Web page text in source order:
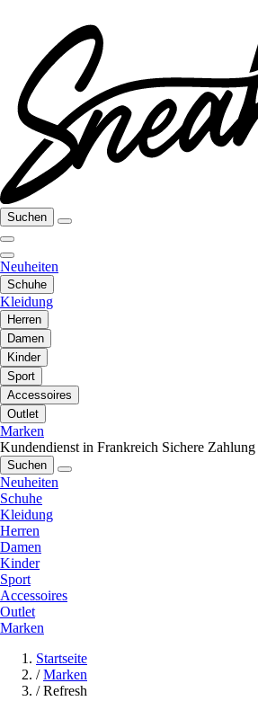
Suchen
Neuheiten
Schuhe
Kleidung
Herren
Damen
Kinder
Sport
Accessoires
Outlet
Marken
Kundendienst in Frankreich Sichere Zahlung
Suchen
Neuheiten
Schuhe
Kleidung
Herren
Damen
Kinder
Sport
Accessoires
Outlet
Marken
Startseite
/ Marken
/ Refresh